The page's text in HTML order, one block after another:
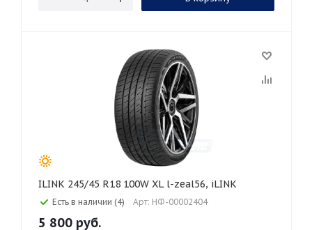
ILINK 245/45 R18 100W XL l-zeal56, iLINK
Есть в наличии (4) Арт: НФ-00002404
5 800 руб.